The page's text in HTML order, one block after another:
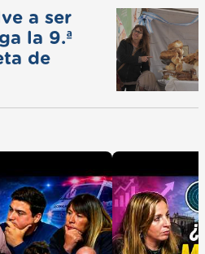
a ser
la 9.ª
de